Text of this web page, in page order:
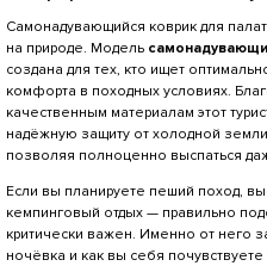
Самонадувающийся коврик для
на природе. Модель
создана для тех, кто ищет
комфорта в походных условиях.
качественным материалам этот
надёжную защиту от холодной
позволяя полноценно выспаться
Если вы планируете пеший поход,
кемпинговый отдых — правильно
критически важен. Именно от него
ночёвка и как вы себя